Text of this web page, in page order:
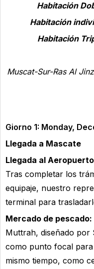
Habitación
Habitación
Habitación
Muscat-Sur-Ras Al
Giorno 1: Monday,
Llegada a Mascate
Llegada al
Tras completar los
equipaje, nuestro
terminal para
Mercado de pescado:
Muttrah, diseñado
como punto focal
mismo tiempo, como